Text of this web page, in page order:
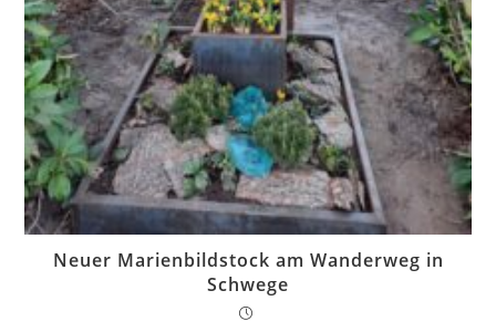
Neuer Marienbildstock am Wanderweg in
Schwege